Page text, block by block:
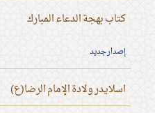
كتاب بهجة الدعاء المبارك
إصدار جديد
اسلايدر ولادة الإمام الرضا(ع)